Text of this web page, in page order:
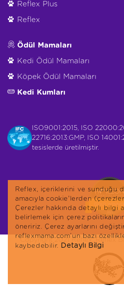
Reflex Plus
Reflex
Ödül Mamaları
Kedi Ödül Mamaları
Köpek Ödül Mamaları
Kedi Kumları
ISO9001:2015, ISO
22716:2013:GMP, ISO
tesislerde üretilmiştir.
Copyright 2021 Reflex. Reflex
Reflex, içeriklerini ve sunduğu
amacıyla cookie'lerden
Çerezler hakkında detaylı bilgi
belirlemek için çerez
öneririz. Çerez ayarlarını
reflexmama.com’un bazı
kaybedebilir. Detaylı Bilgi